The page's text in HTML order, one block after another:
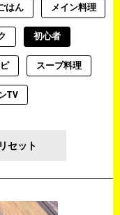
はん メイン料理
初心者
スープ料理
TV
リセット